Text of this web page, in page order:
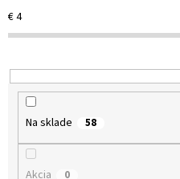
r
o
u
k
€4
Na sklade 58
Akcia 0